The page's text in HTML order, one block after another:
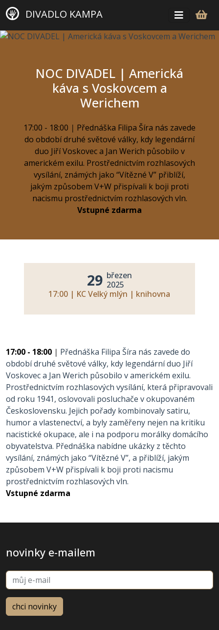
DIVADLO KAMPA
NOC DIVADEL | Americká
káva s Voskovcem a
Werichem
17:00 - 18:00 | Přednáška Filipa Šíra nás zavede
do období druhé světové války, kdy legendární
duo Jiří Voskovec a Jan Werich působilo v
americkém exilu. Prostřednictvím rozhlasových
vysílání, známých jako “Vítězné V” přiblíží,
jakým způsobem V+W přispívali k boji proti
nacismu prostřednictvím rozhlasových vln.
Vstupné zdarma
29 březen
2025
17:00 | KC Velký mlýn | knihovna
17:00 - 18:00 | Přednáška Filipa Šíra nás zavede do
období druhé světové války, kdy legendární duo Jiří
Voskovec a Jan Werich působilo v americkém exilu.
Prostřednictvím rozhlasových vysílání, která připravovali
od roku 1941, oslovovali posluchače v okupovaném
Československu. Jejich pořady kombinovaly satiru,
humor a vlastenectví, a byly zaměřeny nejen na kritiku
nacistické okupace, ale i na podporu morálky domácího
obyvatelstva. Přednáška nabídne ukázky z těchto
vysílání, známých jako “Vítězné V”, a přiblíží, jakým
způsobem V+W přispívali k boji proti nacismu
prostřednictvím rozhlasových vln.
Vstupné zdarma
novinky e-mailem